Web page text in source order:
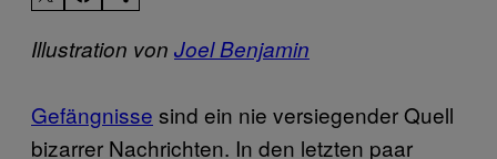
Illustration von Joel Benjamin
Gefängnisse sind ein nie versiegender Quell
bizarrer Nachrichten. In den letzten paar